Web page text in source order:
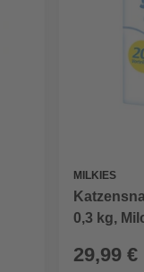
MILKIES
0,3 kg,
29,99 €